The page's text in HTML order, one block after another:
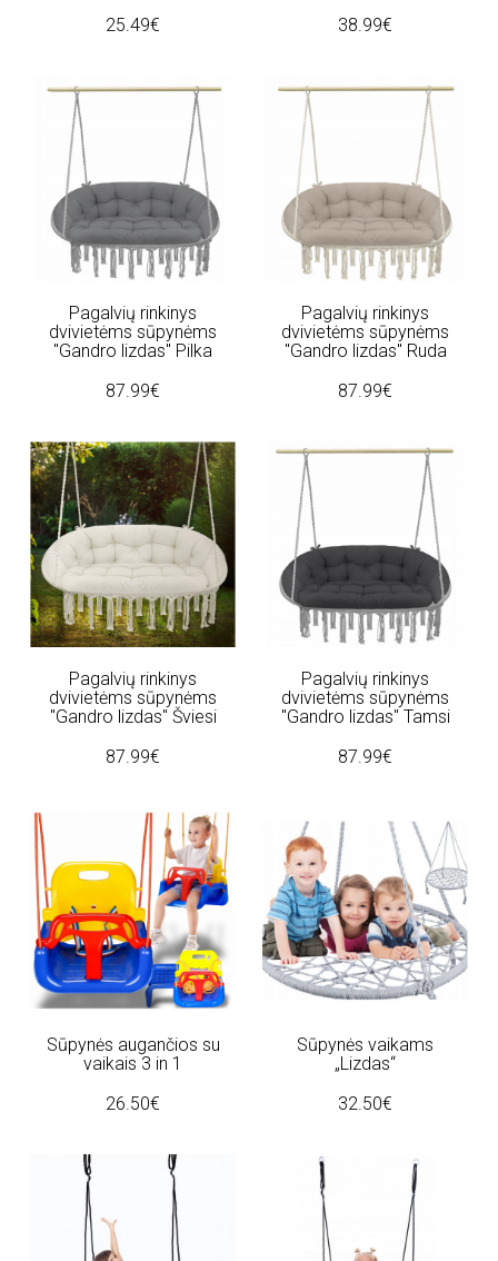
25.49€
38.99€
Pagalvių rinkinys
dvivietėms sūpynėms
"Gandro lizdas" Pilka
87.99€
Pagalvių rinkinys
dvivietėms sūpynėms
"Gandro lizdas" Ruda
87.99€
Pagalvių rinkinys
dvivietėms sūpynėms
"Gandro lizdas" Šviesi
87.99€
Pagalvių rinkinys
dvivietėms sūpynėms
"Gandro lizdas" Tamsi
87.99€
Sūpynės augančios su
vaikais 3 in 1
26.50€
Sūpynės vaikams
„Lizdas“
32.50€